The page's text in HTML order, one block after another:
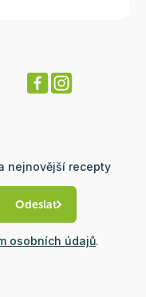
nejnovější recepty
Odeslat
osobních údajů.